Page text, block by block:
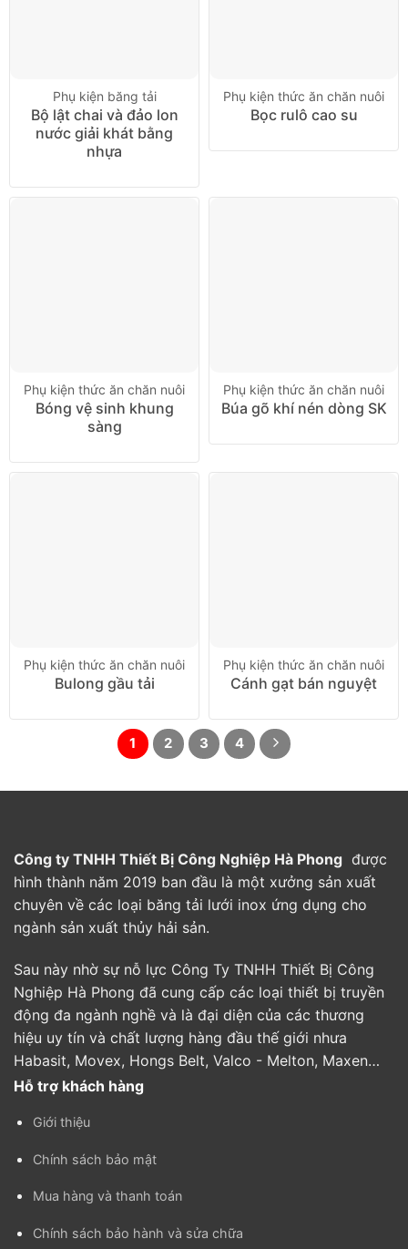
Phụ kiện băng tải
Bộ lật chai và đảo lon
nước giải khát bằng
nhựa
Phụ kiện thức ăn chăn nuôi
Bọc rulô cao su
Phụ kiện thức ăn chăn nuôi
Bóng vệ sinh khung
sàng
Phụ kiện thức ăn chăn nuôi
Búa gõ khí nén dòng SK
Phụ kiện thức ăn chăn nuôi
Bulong gầu tải
Phụ kiện thức ăn chăn nuôi
Cánh gạt bán nguyệt
1 2 3 4
Công ty TNHH Thiết Bị Công Nghiệp Hà Phong được
hình thành năm 2019 ban đầu là một xưởng sản xuất
chuyên về các loại băng tải lưới inox ứng dụng cho
ngành sản xuất thủy hải sản.
Sau này nhờ sự nỗ lực Công Ty TNHH Thiết Bị Công
Nghiệp Hà Phong đã cung cấp các loại thiết bị truyền
động đa ngành nghề và là đại diện của các thương
hiệu uy tín và chất lượng hàng đầu thế giới nhưa
Habasit, Movex, Hongs Belt, Valco - Melton, Maxen…
Hỗ trợ khách hàng
Giới thiệu
Chính sách bảo mật
Mua hàng và thanh toán
Chính sách bảo hành và sửa chữa